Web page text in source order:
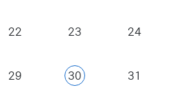
22 23 24
29 30 31